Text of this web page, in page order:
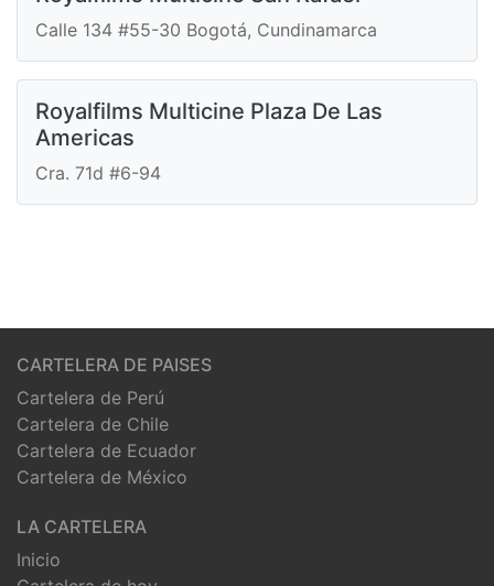
Calle 134 #55-30 Bogotá, Cundinamarca
Royalfilms Multicine Plaza De Las
Americas
Cra. 71d #6-94
CARTELERA DE PAISES
Cartelera de Perú
Cartelera de Chile
Cartelera de Ecuador
Cartelera de México
LA CARTELERA
Inicio